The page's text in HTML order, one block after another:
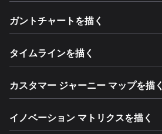
ガントチャートを描く
タイムラインを描く
カスタマー ジャーニー マップを描く
イノベーション マトリクスを描く